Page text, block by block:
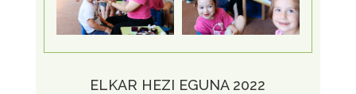
ELKAR HEZI EGUNA 2022